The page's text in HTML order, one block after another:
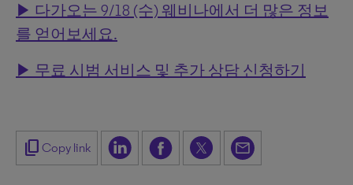
▶ 다가오는 9/18 (수) 웨비나에서 더 많은 정보
를 얻어보세요.
▶ 무료 시범 서비스 및 추가 상담 신청하기
content_copy Copy link